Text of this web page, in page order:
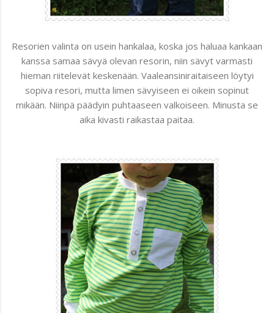
Resorien valinta on usein hankalaa, koska jos haluaa kankaan
kanssa samaa sävyä olevan resorin, niin sävyt varmasti
hieman riitelevät keskenään. Vaaleansiniraitaiseen löytyi
sopiva resori, mutta limen sävyiseen ei oikein sopinut
mikään. Niinpä päädyin puhtaaseen valkoiseen. Minusta se
aika kivasti raikastaa paitaa.